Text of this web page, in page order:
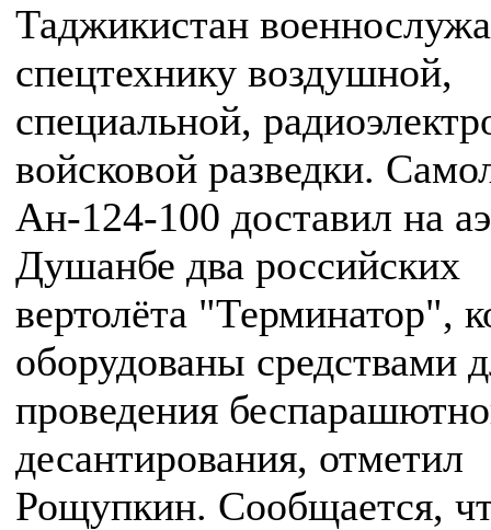
Таджикистан
спецтехнику воздушной,
специальной,
войсковой разведки.
Ан-124-100 доставил на
Душанбе два российских
вертолёта "Терминатор",
оборудованы средствами
проведения
десантирования, отметил
Рощупкин. Сообщается,